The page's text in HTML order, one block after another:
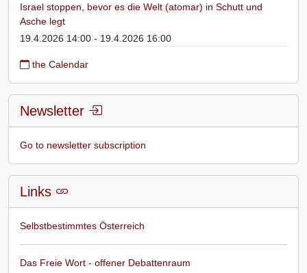
Israel stoppen, bevor es die Welt (atomar) in Schutt und
Asche legt
19.4.2026 14:00 - 19.4.2026 16:00
the Calendar
Newsletter
Go to newsletter subscription
Links
Selbstbestimmtes Österreich
Das Freie Wort - offener Debattenraum